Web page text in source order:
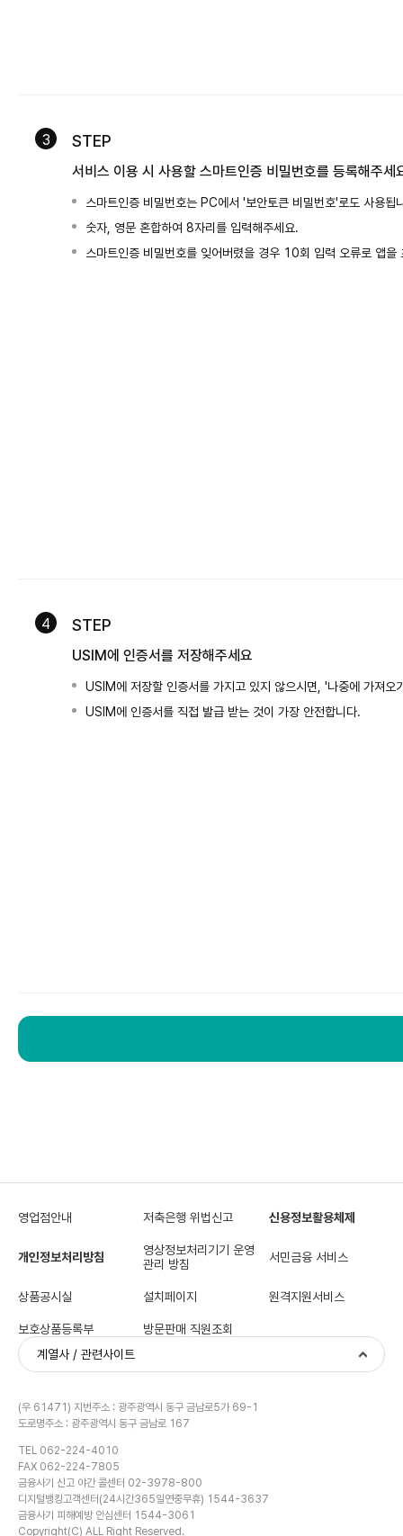
3 STEP
서비스 이용 시 사용할 스마트인증 비밀번호를 등록해주세
스마트인증 비밀번호는 PC에서 '보안토큰 비밀번호'로도 사용됩
숫자, 영문 혼합하여 8자리를 입력해주세요.
스마트인증 비밀번호를 잊어버렸을 경우 10회 입력 오류로 앱
4 STEP
USIM에 인증서를 저장해주세요
USIM에 저장할 인증서를 가지고 있지 않으시면, '나중에 가져오
USIM에 인증서를 직접 발급 받는 것이 가장 안전합니다.
영업점안내 저축은행 위법신고 신용정보활용체제
개인정보처리방침
영상정보처리기기 운영
관리 방침
서민금융 서비스
상품공시실 설치페이지 원격지원서비스
보호상품등록부
방문판매 직원조회
계열사 / 관련사이트
(우 61471) 지번주소 : 광주광역시 동구 금남로5가 69-1
도로명주소 : 광주광역시 동구 금남로 167
TEL 062-224-4010
FAX 062-224-7805
금융사기 신고 야간 콜센터 02-3978-800
디지털뱅킹고객센터(24시간365일연중무휴) 1544-3637
금융사기 피해예방 안심센터 1544-3061
Copyright(C) ALL Right Reserved.